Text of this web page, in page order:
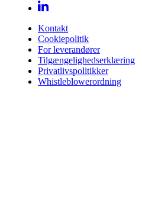
Kontakt
Cookiepolitik
For leverandører
Tilgængelighedserklæring
Privatlivspolitikker
Whistleblowerordning